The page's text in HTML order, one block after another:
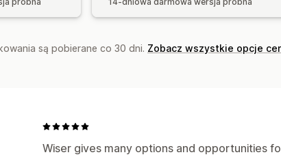
są pobierane co 30 dni. Zobacz wszystkie opcje
Wiser gives many options and opportunities